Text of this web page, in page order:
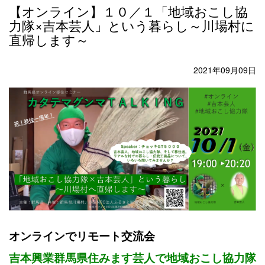
【オンライン】１０／１「地域おこし協
力隊×吉本芸人」という暮らし～川場村に
直帰します～
2021年09月09日
オンラインでリモート交流会
吉本興業群馬県住みます芸人で地域おこし協力隊